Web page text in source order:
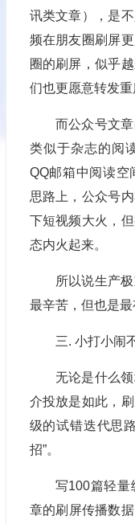
讯类文章），是
频在朋友圈刷屏
圈的刷屏，似乎
们也更愿意转发重
而公众号文
类似于杂志的阅
QQ邮箱中阅读空
思路上，公众号
下短视频大火，
态内火起来。
所以说生产
最辛苦，但也是最
三. 小打小闹
无论是什么
介投放是如此，
级的试错迭代思
招”。
写100篇轻量
章的刷屏传播数